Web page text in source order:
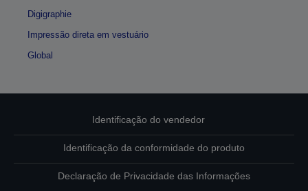
Digigraphie
Impressão direta em vestuário
Global
Identificação do vendedor
Identificação da conformidade do produto
Declaração de Privacidade das Informações